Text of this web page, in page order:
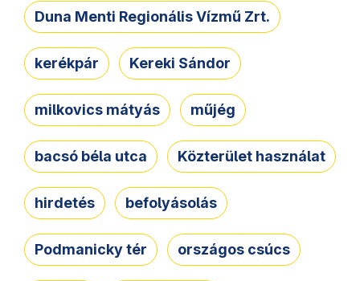
Duna Menti Regionális Vízmű Zrt.
kerékpár Kereki Sándor
milkovics mátyás műjég
bacsó béla utca Közterület használat
hirdetés befolyásolás
Podmanicky tér országos csúcs